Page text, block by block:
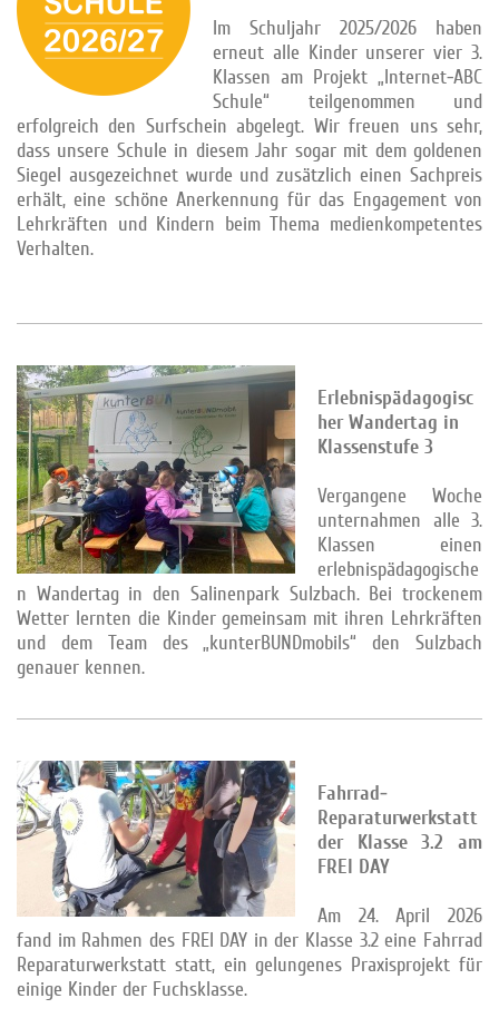
Im Schuljahr 2025/2026 haben
erneut alle Kinder unserer vier 3.
Klassen am Projekt „Internet-ABC
Schule“ teilgenommen und
erfolgreich den Surfschein abgelegt. Wir freuen uns sehr,
dass unsere Schule in diesem Jahr sogar mit dem goldenen
Siegel ausgezeichnet wurde und zusätzlich einen Sachpreis
erhält, eine schöne Anerkennung für das Engagement von
Lehrkräften und Kindern beim Thema medienkompetentes
Verhalten.
Erlebnispädagogisc
her Wandertag in
Klassenstufe 3
Vergangene Woche
unternahmen alle 3.
Klassen einen
erlebnispädagogische
n Wandertag in den Salinenpark Sulzbach. Bei trockenem
Wetter lernten die Kinder gemeinsam mit ihren Lehrkräften
und dem Team des „kunterBUNDmobils“ den Sulzbach
genauer kennen.
Fahrrad-
Reparaturwerkstatt
der Klasse 3.2 am
FREI DAY
Am 24. April 2026
fand im Rahmen des FREI DAY in der Klasse 3.2 eine Fahrrad
Reparaturwerkstatt statt, ein gelungenes Praxisprojekt für
einige Kinder der Fuchsklasse.